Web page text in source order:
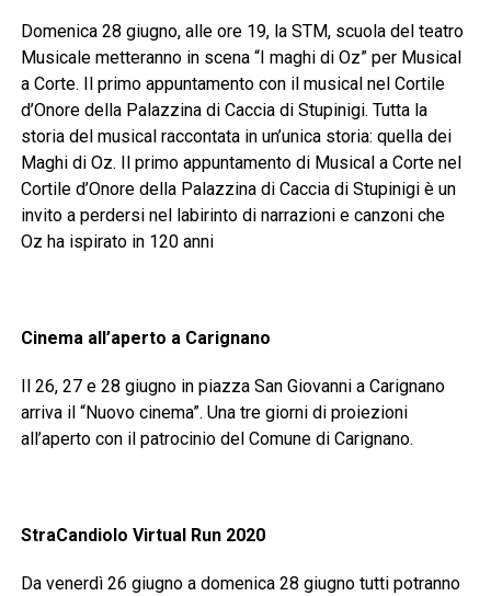
Domenica 28 giugno, alle ore 19, la STM, scuola del teatro
Musicale metteranno in scena “I maghi di Oz” per Musical
a Corte. Il primo appuntamento con il musical nel Cortile
d’Onore della Palazzina di Caccia di Stupinigi. Tutta la
storia del musical raccontata in un’unica storia: quella dei
Maghi di Oz. Il primo appuntamento di Musical a Corte nel
Cortile d’Onore della Palazzina di Caccia di Stupinigi è un
invito a perdersi nel labirinto di narrazioni e canzoni che
Oz ha ispirato in 120 anni
Cinema all’aperto a Carignano
Il 26, 27 e 28 giugno in piazza San Giovanni a Carignano
arriva il “Nuovo cinema”. Una tre giorni di proiezioni
all’aperto con il patrocinio del Comune di Carignano.
StraCandiolo Virtual Run 2020
Da venerdì 26 giugno a domenica 28 giugno tutti potranno